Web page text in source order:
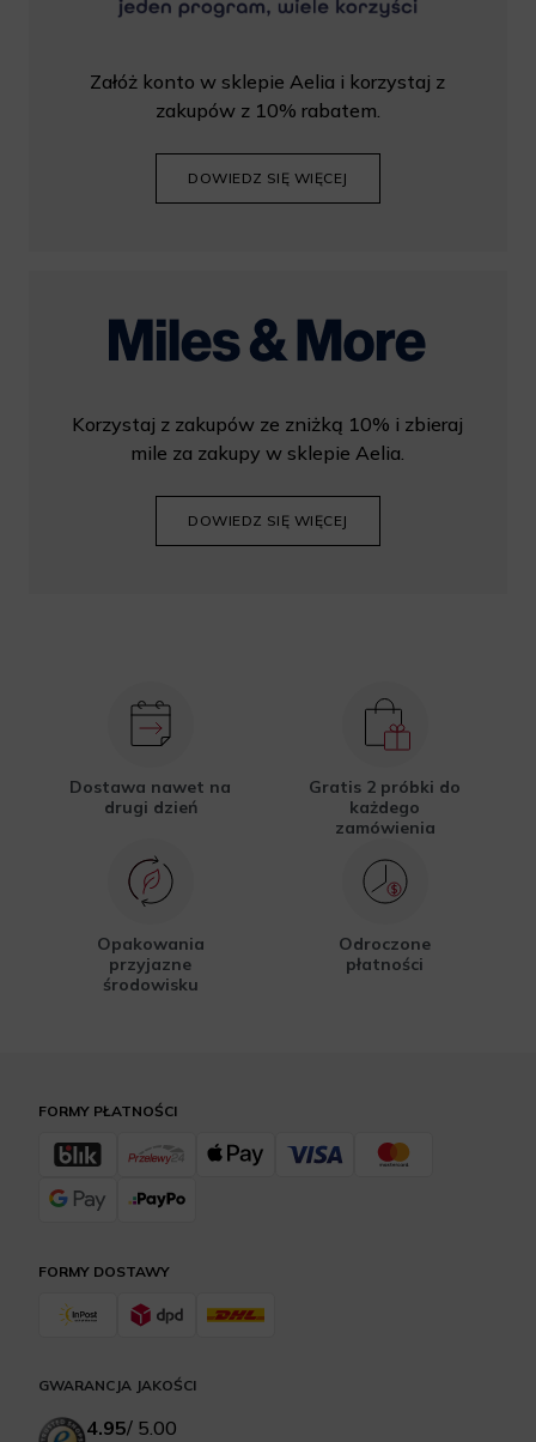
Załóż konto w sklepie Aelia i korzystaj z
zakupów z 10% rabatem.
DOWIEDZ SIĘ WIĘCEJ
Korzystaj z zakupów ze zniżką 10% i zbieraj
mile za zakupy w sklepie Aelia.
DOWIEDZ SIĘ WIĘCEJ
Dostawa nawet na
drugi dzień
Gratis 2 próbki do
każdego
zamówienia
Opakowania
przyjazne
środowisku
Odroczone
płatności
FORMY DOSTAWY
FORMY PŁATNOŚCI
GWARANCJA JAKOŚCI
4.95/ 5.00